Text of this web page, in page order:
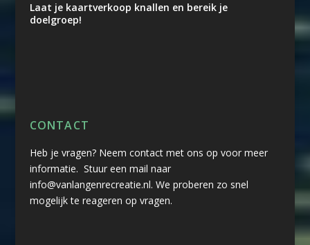
Laat je kaartverkoop knallen en bereik je
doelgroep!
CONTACT
Heb je vragen? Neem contact met ons op voor meer
informatie. Stuur een mail naar
info@vanlangenrecreatie.nl. We proberen zo snel
mogelijk te reageren op vragen.